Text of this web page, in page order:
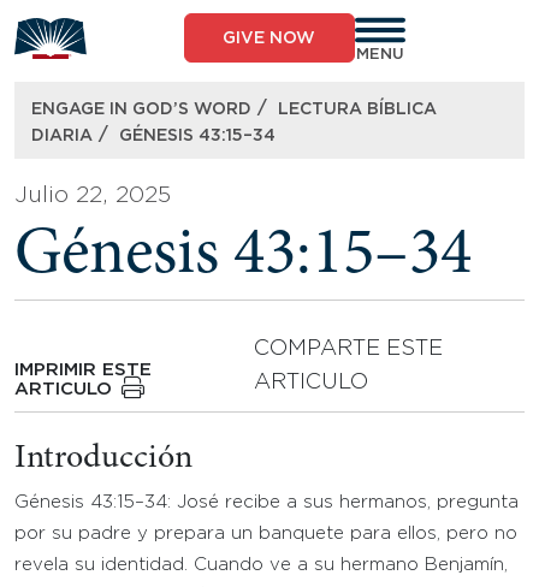
to
content
GIVE NOW
MENU
ENGAGE IN GOD’S WORD /
LECTURA BÍBLICA
DIARIA / GÉNESIS 43:15–34
Julio 22, 2025
Génesis 43:15–34
IMPRIMIR ESTE
ARTICULO
COMPARTE ESTE
ARTICULO
Introducción
Génesis 43:15–34: José recibe a sus hermanos, pregunta
por su padre y prepara un banquete para ellos, pero no
revela su identidad. Cuando ve a su hermano Benjamín,